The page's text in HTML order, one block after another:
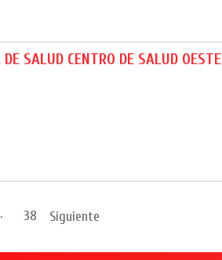
SALUD CENTRO DE SALUD OESTE
38 Siguiente